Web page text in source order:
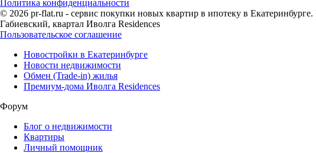
Политика конфиденциальности
© 2026 pr-flat.ru - сервис покупки новых квартир в ипотеку в
Габиевский, квартал Иволга Residences
Пользовательское соглашение
Новостройки в Екатеринбурге
Новости недвижимости
Обмен (Trade-in) жилья
Премиум-дома Иволга Residences
Форум
Блог о недвижимости
Квартиры
Личный помощник